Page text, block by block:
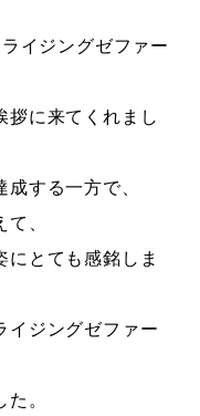
イジングゼファー
拶に来てくれまし
する一方で、
、
とても感銘しま
イジングゼファー
。